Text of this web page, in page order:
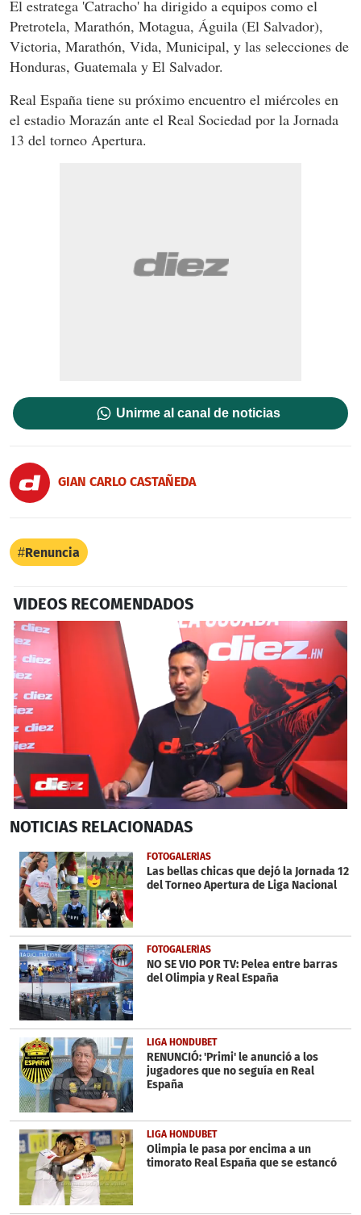
El estratega 'Catracho' ha dirigido a equipos como el
Pretrotela, Marathón, Motagua, Águila (El Salvador),
Victoria, Marathón, Vida, Municipal, y las selecciones de
Honduras, Guatemala y El Salvador.
Real España tiene su próximo encuentro el miércoles en
el estadio Morazán ante el Real Sociedad por la Jornada
13 del torneo Apertura.
Unirme al canal de noticias
GIAN CARLO CASTAÑEDA
Renuncia
VIDEOS RECOMENDADOS
seconds
4
minutes,
51
seconds
NOTICIAS RELACIONADAS
FOTOGALERÍAS
Las bellas chicas que dejó la Jornada 12
del Torneo Apertura de Liga Nacional
FOTOGALERÍAS
NO SE VIO POR TV: Pelea entre barras
del Olimpia y Real España
LIGA HONDUBET
RENUNCIÓ: 'Primi' le anunció a los
jugadores que no seguía en Real
España
LIGA HONDUBET
Olimpia le pasa por encima a un
timorato Real España que se estancó